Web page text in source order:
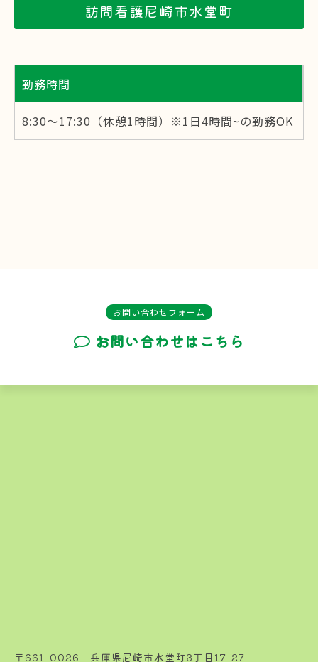
訪問看護尼崎市水堂町
勤務時間
8:30～17:30（休憩1時間）※1日4時間~の勤務OK
お問い合わせフォーム
お問い合わせはこちら
〒661-0026 兵庫県尼崎市水堂町3丁目17-27